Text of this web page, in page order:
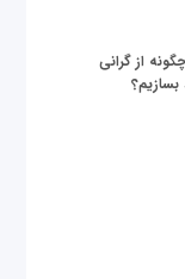
از گرانی